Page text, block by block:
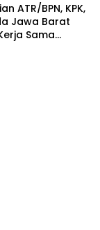
ATR/BPN, KPK,
Jawa Barat
Sama